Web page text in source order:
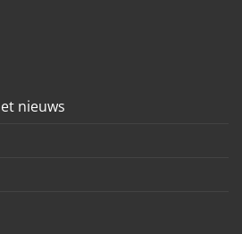
nieuws